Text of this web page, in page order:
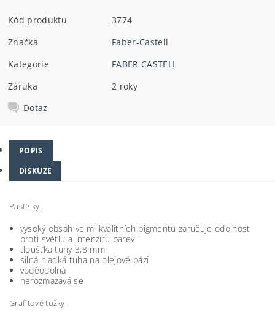
Kód produktu
3774
Značka
Faber-Castell
Kategorie
FABER CASTELL
Záruka
2 roky
Dotaz
POPIS
DISKUZE
Pastelky:
vysoký obsah velmi kvalitních pigmentů zaručuje odolnost
proti světlu a intenzitu barev
tloušťka tuhy 3,8 mm
silná hladká tuha na olejové bázi
voděodolná
nerozmazává se
Grafitové tužky: